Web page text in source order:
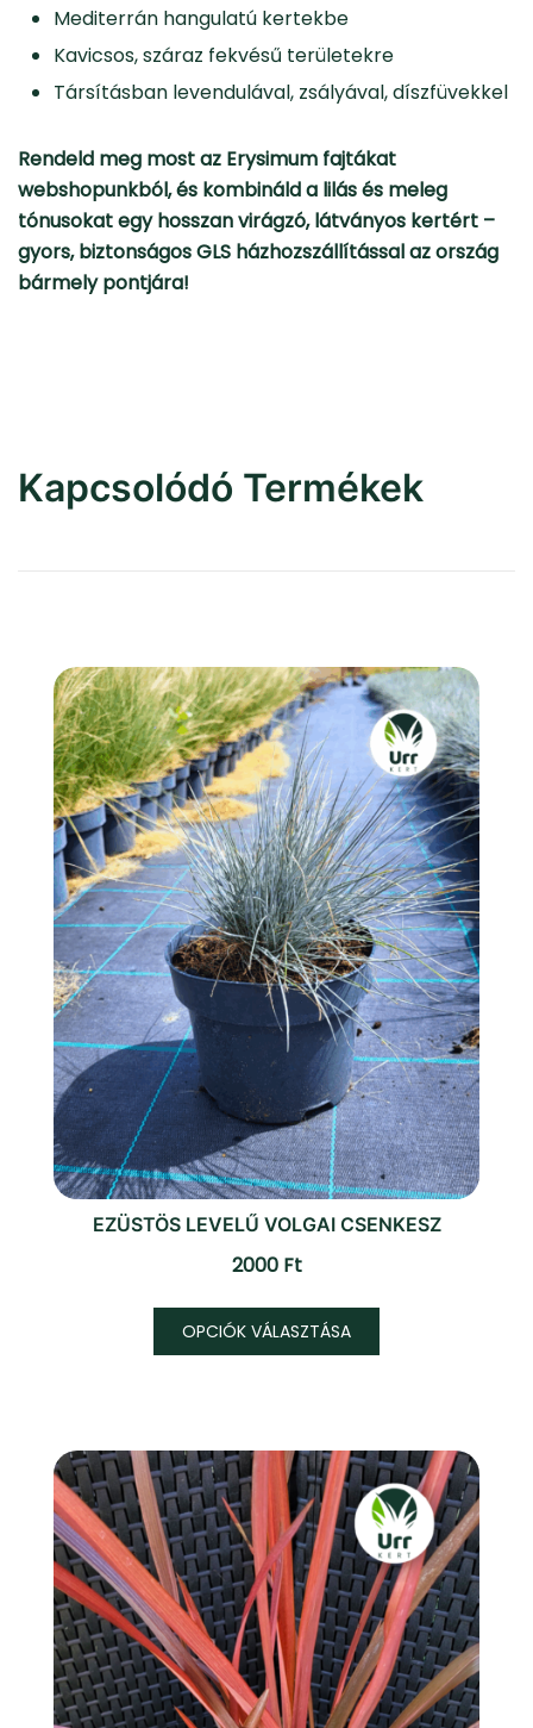
Mediterrán hangulatú kertekbe
Kavicsos, száraz fekvésű területekre
Társításban levendulával, zsályával, díszfüvekkel
Rendeld meg most az Erysimum fajtákat
webshopunkból, és kombináld a lilás és meleg
tónusokat egy hosszan virágzó, látványos kertért –
gyors, biztonságos GLS házhozszállítással az ország
bármely pontjára!
Kapcsolódó Termékek
EZÜSTÖS LEVELŰ VOLGAI CSENKESZ
2000 Ft
OPCIÓK VÁLASZTÁSA
Ennek
van.
A
változatok
a
termékoldalon
választhatók
ki